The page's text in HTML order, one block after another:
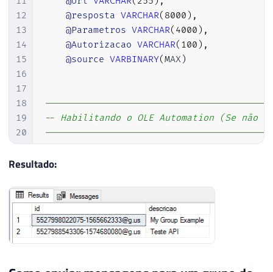
12
13
14
15
16
17
18
19
20
21
22
24
25
26
27
@resposta VARCHAR( 8000 ) ,
@Parametros VARCHAR( 4000 ) ,
@Autorizacao VARCHAR( 100 ) ,
@source VARBINARY(MAX)
-- Habilitando o OLE Automation (Se não
DECLARE
IF (@Fl_Ole_Automation_Ativado =
BEGIN
EXECUTE sp_configure
Resultado: